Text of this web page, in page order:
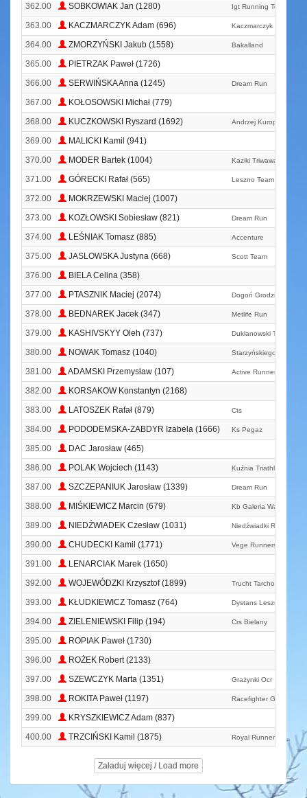
362.00
SOBKOWIAK Jan (1280) Igt Running Team
363.00 KACZMARCZYK Adam (696) Kaczmarczyk Team
364.00 ZMORZYŃSKI Jakub (1558) Bakalland
365.00
PIETRZAK Paweł (1726)
366.00
SERWIŃSKA Anna (1245) Dream Run
367.00
KOŁOSOWSKI Michał (779)
368.00
KUCZKOWSKI Ryszard (1692) Andrzej Kuropatwa
369.00
MALICKI Kamil (941)
370.00
MODER Bartek (1004) Kaziki Triwawa
371.00 GÓRECKI Rafał (565) Leszno Team
372.00
MOKRZEWSKI Maciej (1007)
373.00
KOZŁOWSKI Sobiesław (821) Dream Run
374.00 LEŚNIAK Tomasz (885) Accenture
375.00 JASLOWSKA Justyna (668) Scott Team
376.00
BIELA Celina (358)
377.00
PTASZNIK Maciej (2074) Dogoń Grodzisk
378.00 BEDNAREK Jacek (347) Metlife Run
379.00 KASHIVSKYY Oleh (737) Duklanowski Team
380.00 NOWAK Tomasz (1040) Starzyńskiego Biega
381.00 ADAMSKI Przemysław (107) Active Runners Płock
382.00
KORSAKOW Konstantyn (2168)
383.00
LATOSZEK Rafał (879) Cts
384.00 PODODEMSKA-ZABDYR Izabela (1666) Ks Pegaz
385.00
DAC Jarosław (465)
386.00
POLAK Wojciech (1143) Kuźnia Triathlonu
387.00 SZCZEPANIUK Jarosław (1339) Dream Run
388.00 MIŚKIEWICZ Marcin (679) Kb Galeria Warszawa
389.00 NIEDŹWIADEK Czesław (1031) Niedźwiadki Running
390.00 CHUDECKI Kamil (1771) Vege Runners
391.00
LENARCIAK Marek (1650)
392.00
WOJEWÓDZKI Krzysztof (1899) Trucht Tarchomin Team
393.00 KŁUDKIEWICZ Tomasz (764) Dystans Leszno
394.00 ZIELENIEWSKI Filip (194) Crs Bielany
395.00
ROPIAK Paweł (1730)
396.00
ROŻEK Robert (2133)
397.00
SZEWCZYK Marta (1351) Grażynki Ocr
398.00 ROKITA Paweł (1197) Racefighter Gosir Dębe
399.00
KRYSZKIEWICZ Adam (837)
400.00
TRZCIŃSKI Kamil (1875) Royal Runners Club